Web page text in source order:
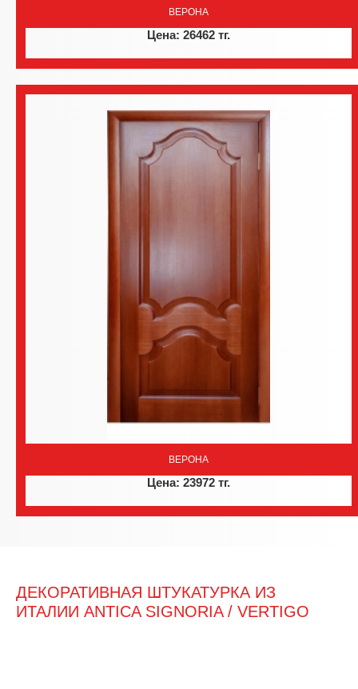
ВЕРОНА
Цена: 26462 тг.
ВЕРОНА
Цена: 23972 тг.
ДЕКОРАТИВНАЯ ШТУКАТУРКА ИЗ
ИТАЛИИ ANTICA SIGNORIA / VERTIGO